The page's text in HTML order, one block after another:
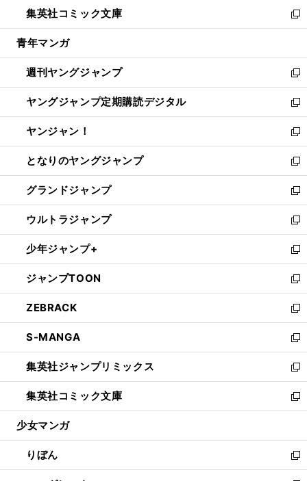
く
で
開
ド
ウ
開
く
ィ
ン
ウ
で
開
く
い
ウ
ン
ド
ウ
で
開
く
集英社コミック文庫
新
し
ウ
ィ
ン
ド
ウ
で
開
く
青年マンガ
週刊ヤングジャンプ
新
し
い
ウ
ィ
ン
ド
ウ
で
開
く
ヤングジャンプ定期購読デジタル
新
し
い
ウ
ィ
ン
ド
ウ
で
開
く
ヤンジャン！
新
し
い
ウ
ィ
ン
ド
ウ
で
開
く
となりのヤングジャンプ
新
し
い
ウ
ィ
ン
ド
ウ
で
開
く
グランドジャンプ
新
し
い
ウ
ィ
ン
ド
ウ
で
開
く
ウルトラジャンプ
新
し
い
ウ
ィ
ン
ド
ウ
で
開
く
少年ジャンプ+
新
し
い
ウ
ィ
ン
ド
ウ
で
開
く
ジャンプTOON
新
し
い
ウ
ィ
ン
ド
ウ
で
開
ZEBRACK
新
し
い
ウ
ィ
ン
ド
ウ
開
く
S-MANGA
新
し
い
ウ
ィ
ン
ウ
で
開
集英社ジャンプリミックス
新
し
い
ウ
ン
ド
ウ
集英社コミック文庫
新
し
ウ
ィ
ン
少女マンガ
りぼん
新
し